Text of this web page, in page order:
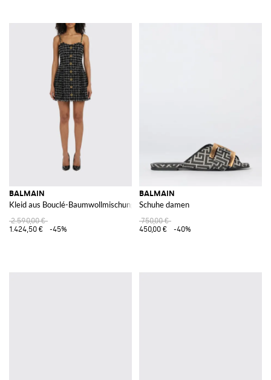
BALMAIN
Kleid aus Bouclé-Baumwollmischung
2.590,00 €
1.424,50 €
-45%
BALMAIN
Schuhe damen
750,00 €
450,00 €
-40%